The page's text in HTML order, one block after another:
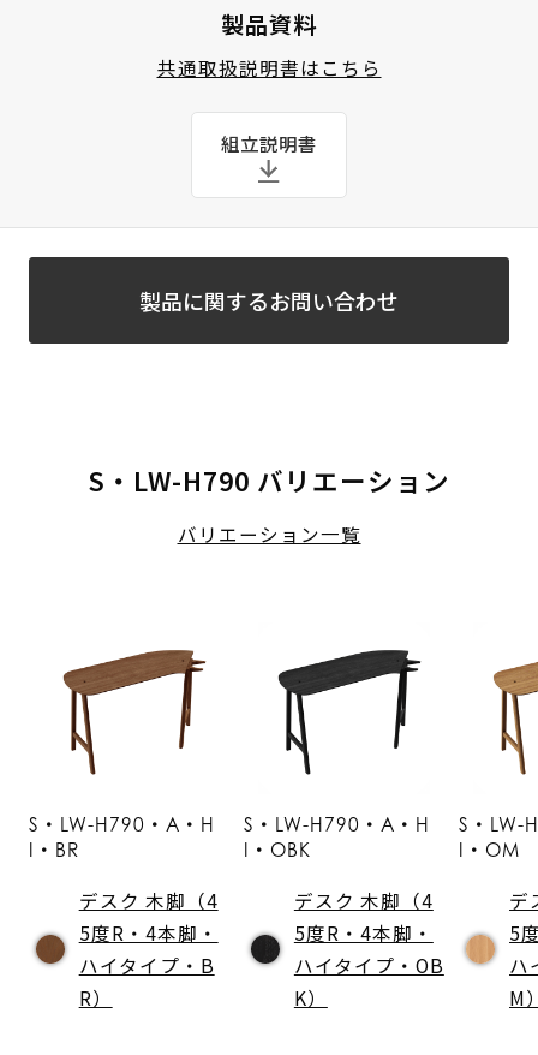
製品資料
共通取扱説明書はこちら
組立説明書
製品に関するお問い合わせ
S・LW-H790 バリエーション
バリエーション一覧
S・LW-H790・A・H
I・BR
デスク 木脚（4
5度R・4本脚・
ハイタイプ・B
R）
S・LW-H790・A・H
I・OBK
デスク 木脚（4
5度R・4本脚・
ハイタイプ・OB
K）
S・LW-
I・OM
デ
5
ハ
M